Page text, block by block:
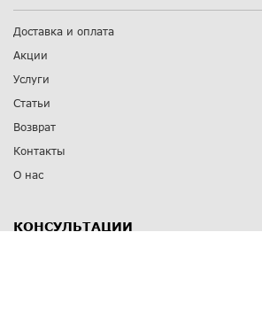
Доставка и оплата
Акции
Услуги
Статьи
Возврат
Контакты
О нас
КОНСУЛЬТАЦИИ